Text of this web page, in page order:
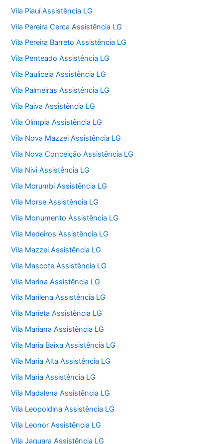
Vila Piauí Assistência LG
Vila Pereira Cerca Assistência LG
Vila Pereira Barreto Assistência LG
Vila Penteado Assistência LG
Vila Pauliceia Assistência LG
Vila Palmeiras Assistência LG
Vila Paiva Assistência LG
Vila Olímpia Assistência LG
Vila Nova Mazzei Assistência LG
Vila Nova Conceição Assistência LG
Vila Nivi Assistência LG
Vila Morumbi Assistência LG
Vila Morse Assistência LG
Vila Monumento Assistência LG
Vila Medeiros Assistência LG
Vila Mazzei Assistência LG
Vila Mascote Assistência LG
Vila Marina Assistência LG
Vila Marilena Assistência LG
Vila Marieta Assistência LG
Vila Mariana Assistência LG
Vila Maria Baixa Assistência LG
Vila Maria Alta Assistência LG
Vila Maria Assistência LG
Vila Madalena Assistência LG
Vila Leopoldina Assistência LG
Vila Leonor Assistência LG
Vila Jaguara Assistência LG